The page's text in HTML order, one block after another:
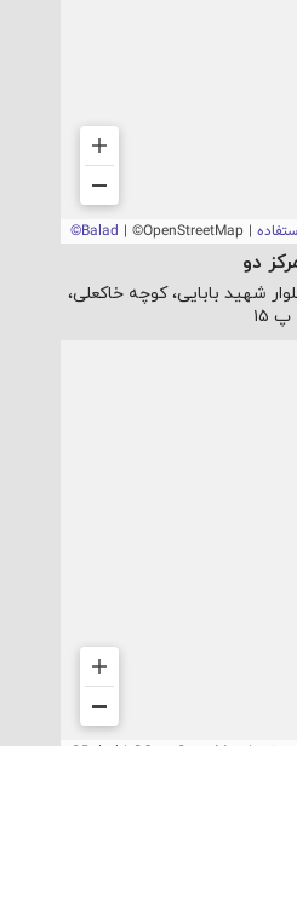
دو
شهید بابایی، کوچه خاکعلی،
پ ۱۵